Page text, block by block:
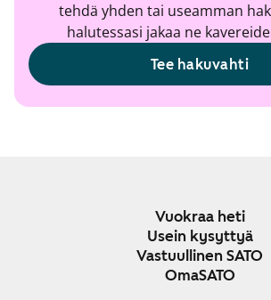
tehdä yhden tai useamman
halutessasi jakaa ne
Tee hakuvahti
Vuokraa heti
Usein kysyttyä
Vastuullinen SATO
OmaSATO